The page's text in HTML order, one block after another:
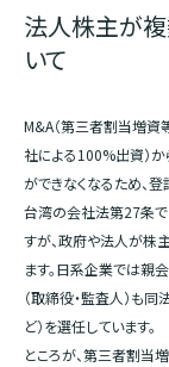
法人株主が
いて
M&A（第三者割当増資
社による100%出資）
ができなくなるため、
台湾の会社法第27条で
すが、政府や法人が株
ます。日系企業では親
（取締役・監査人）も
ど）を選任しています。
ところが、第三者割当